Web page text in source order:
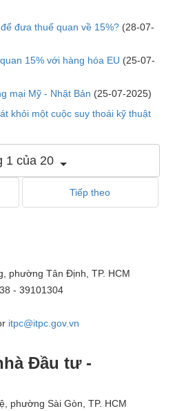
đưa thuế quan về 15%? (28-07-
15% với hàng hóa EU (25-07-
mại Mỹ - Nhật Bản (25-07-2025)
khỏi một cuộc suy thoái kỹ thuật
1 của 20
Tiếp theo
phường Tân Định, TP. HCM
- 39101304
itpc@itpc.gov.vn
Đầu tư -
phường Sài Gòn, TP. HCM